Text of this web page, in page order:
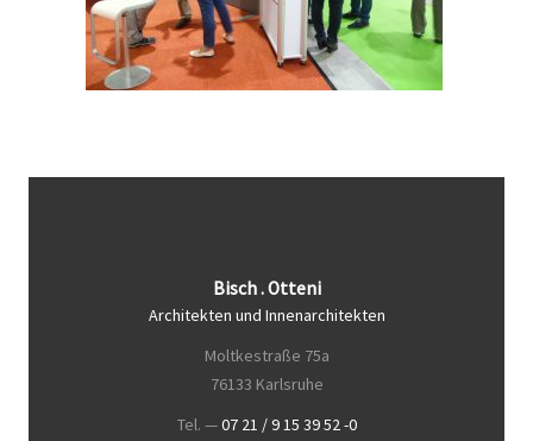
Bisch . Otteni
Architekten und Innenarchitekten
Moltkestraße 75a
76133 Karlsruhe
Tel. —07 21 / 9 15 39 52 -0